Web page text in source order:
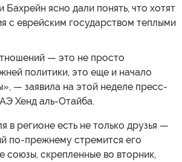
ясно дали понять, что хотят
с еврейским государством теплыми
— это не просто
политики, это еще и начало
— заявила на этой неделе пресс-
Хенд аль-Отайба.
в регионе есть не только друзья —
по-прежнему стремится его
союзы, скрепленные во вторник,